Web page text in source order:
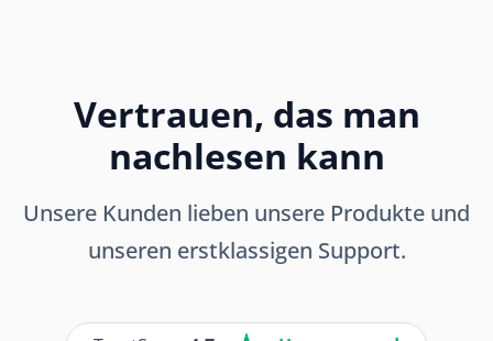
Vertrauen, das man
nachlesen kann
Unsere Kunden lieben unsere Produkte und
unseren erstklassigen Support.